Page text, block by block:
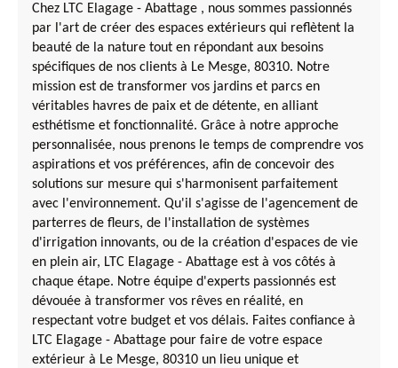
Chez LTC Elagage - Abattage , nous sommes passionnés
par l'art de créer des espaces extérieurs qui reflètent la
beauté de la nature tout en répondant aux besoins
spécifiques de nos clients à Le Mesge, 80310. Notre
mission est de transformer vos jardins et parcs en
véritables havres de paix et de détente, en alliant
esthétisme et fonctionnalité. Grâce à notre approche
personnalisée, nous prenons le temps de comprendre vos
aspirations et vos préférences, afin de concevoir des
solutions sur mesure qui s'harmonisent parfaitement
avec l'environnement. Qu'il s'agisse de l'agencement de
parterres de fleurs, de l'installation de systèmes
d'irrigation innovants, ou de la création d'espaces de vie
en plein air, LTC Elagage - Abattage est à vos côtés à
chaque étape. Notre équipe d'experts passionnés est
dévouée à transformer vos rêves en réalité, en
respectant votre budget et vos délais. Faites confiance à
LTC Elagage - Abattage pour faire de votre espace
extérieur à Le Mesge, 80310 un lieu unique et